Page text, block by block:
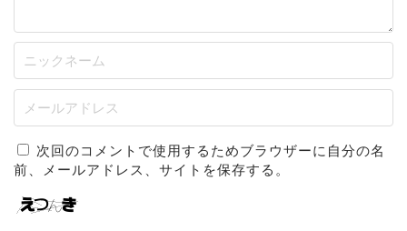
次回のコメントで使用するためブラウザーに自分の名
前、メールアドレス、サイトを保存する。